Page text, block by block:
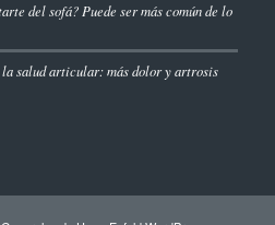
del sofá? Puede ser más común de lo
salud articular: más dolor y artrosis